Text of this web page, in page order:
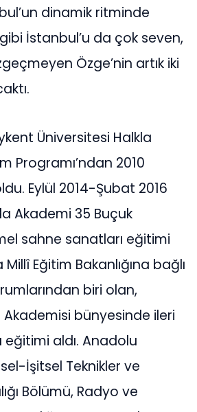
dinamik ritminde
İstanbul’u da çok seven,
Özge’nin artık iki
Üniversitesi Halkla
Programı’ndan 2010
Eylül 2014-Şubat 2016
Akademi 35 Buçuk
sahne sanatları eğitimi
Millî Eğitim Bakanlığına bağlı
biri olan,
bünyesinde ileri
aldı. Anadolu
İşitsel Teknikler ve
Bölümü, Radyo ve